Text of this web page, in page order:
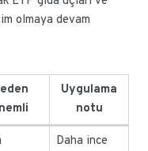
olmaya devam
Uygulama
notu
Daha ince